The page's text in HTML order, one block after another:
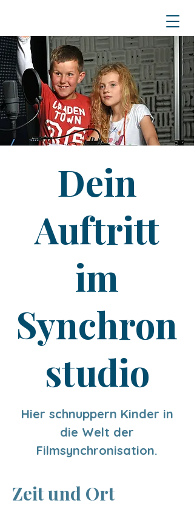
Dein
Auftritt
im
Synchron
studio
Hier schnuppern Kinder in
die Welt der
Filmsynchronisation.
Zeit und Ort